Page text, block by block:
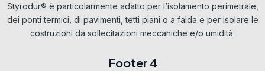
Styrodur® è particolarmente adatto per l’isolamento perimetrale,
dei ponti termici, di pavimenti, tetti piani o a falda e per isolare le
costruzioni da sollecitazioni meccaniche e/o umidità.
Footer 4